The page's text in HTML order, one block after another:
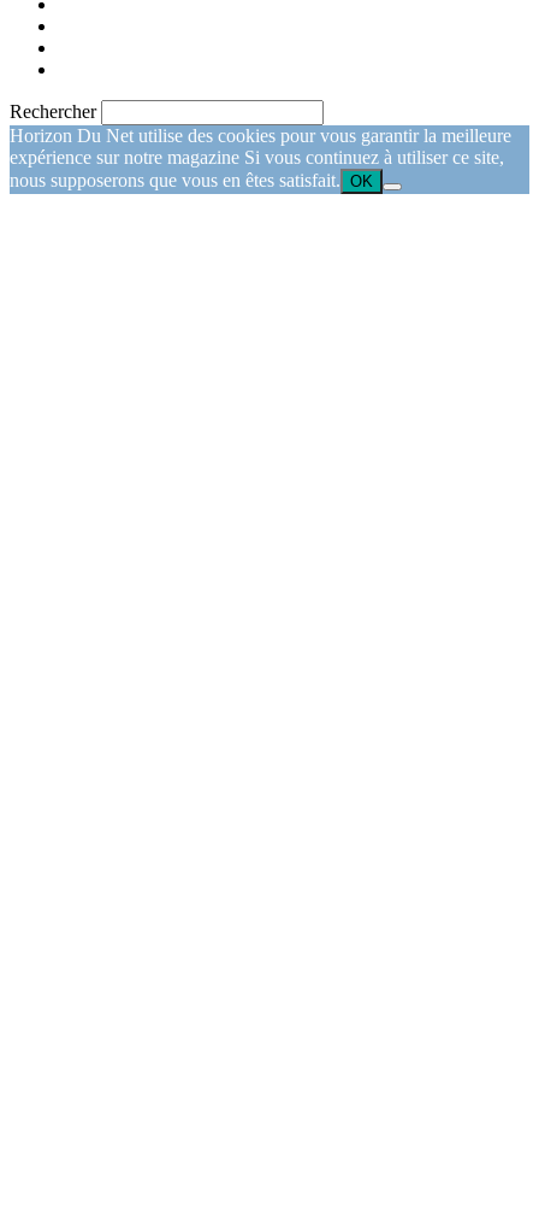
Rechercher
Horizon Du Net utilise des cookies pour vous garantir la meilleure
expérience sur notre magazine Si vous continuez à utiliser ce site,
nous supposerons que vous en êtes satisfait. OK